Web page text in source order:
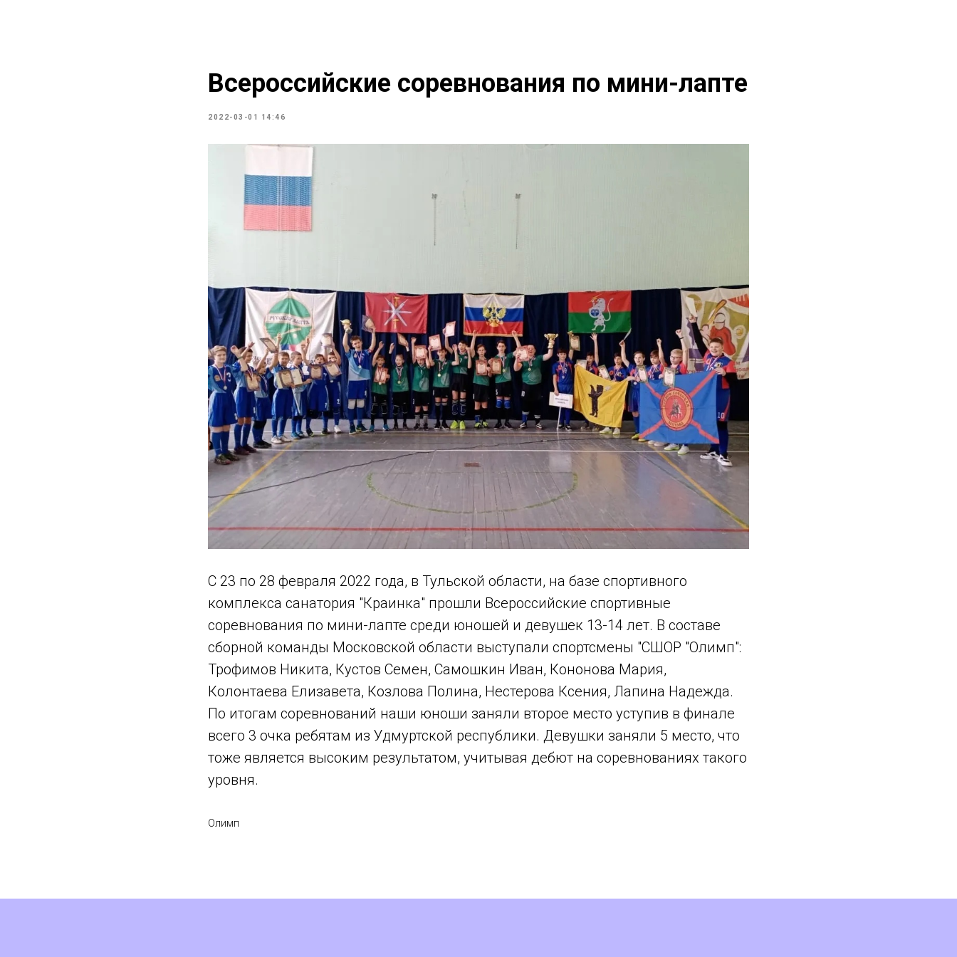
Всероссийские соревнования по мини-лапте
2022-03-01 14:46
С 23 по 28 февраля 2022 года, в Тульской области, на базе спортивного
комплекса санатория "Краинка" прошли Всероссийские спортивные
соревнования по мини-лапте среди юношей и девушек 13-14 лет. В составе
сборной команды Московской области выступали спортсмены "СШОР "Олимп":
Трофимов Никита, Кустов Семен, Самошкин Иван, Кононова Мария,
Колонтаева Елизавета, Козлова Полина, Нестерова Ксения, Лапина Надежда.
По итогам соревнований наши юноши заняли второе место уступив в финале
всего 3 очка ребятам из Удмуртской республики. Девушки заняли 5 место, что
тоже является высоким результатом, учитывая дебют на соревнованиях такого
уровня.
Олимп